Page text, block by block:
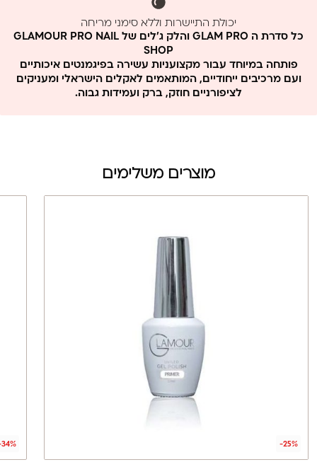
יכולת התיישרות וללא סימני מריחה
כל סדרת ה GLAM PRO והלק ג'לים של GLAMOUR PRO NAIL
SHOP
פותחה במיוחד עבור מקצועניות עשירה בפיגמנטים איכותיים
ועם מרכיבים ייחודיים, המותאמים לאקלים הישראלי ומעניקים
לציפורניים חוזק, ברק ועמידות גבוה.
מוצרים משלימים
-25%